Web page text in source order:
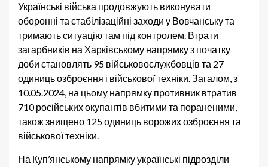
Українські війська продовжують виконувати
оборонні та стабілізаційні заходи у Вовчанську та
тримають ситуацію там під контролем. Втрати
загарбників на Харківському напрямку з початку
доби становлять 95 військовослужбовців та 27
одиниць озброєння і військової техніки. Загалом, з
10.05.2024, на цьому напрямку противник втратив
710 російських окупантів вбитими та пораненими,
також знищено 125 одиниць ворожих озброєння та
військової техніки.
На Куп’янському напрямку українські підрозділи